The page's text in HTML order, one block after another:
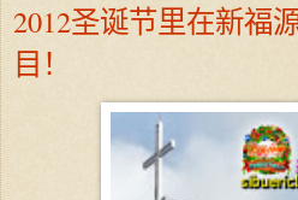
2012圣诞节里在新福
目！